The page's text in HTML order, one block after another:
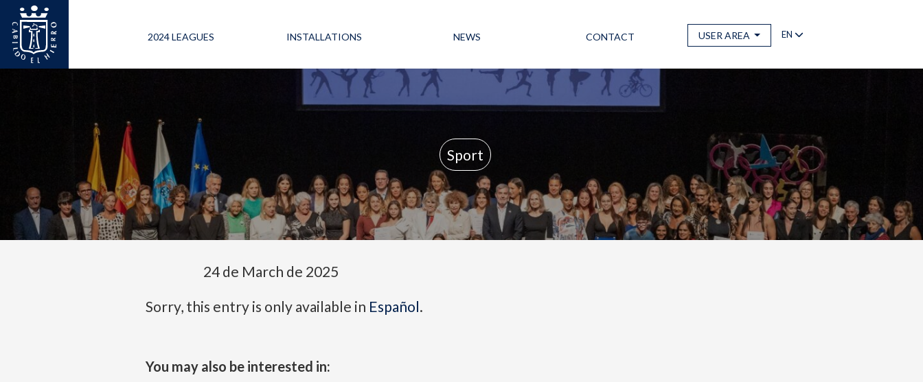
2024 LEAGUES INSTALLATIONS NEWS CONTACT USER AREA EN
Sport
24 de March de 2025
Sorry, this entry is only available in Español.
You may also be interested in: